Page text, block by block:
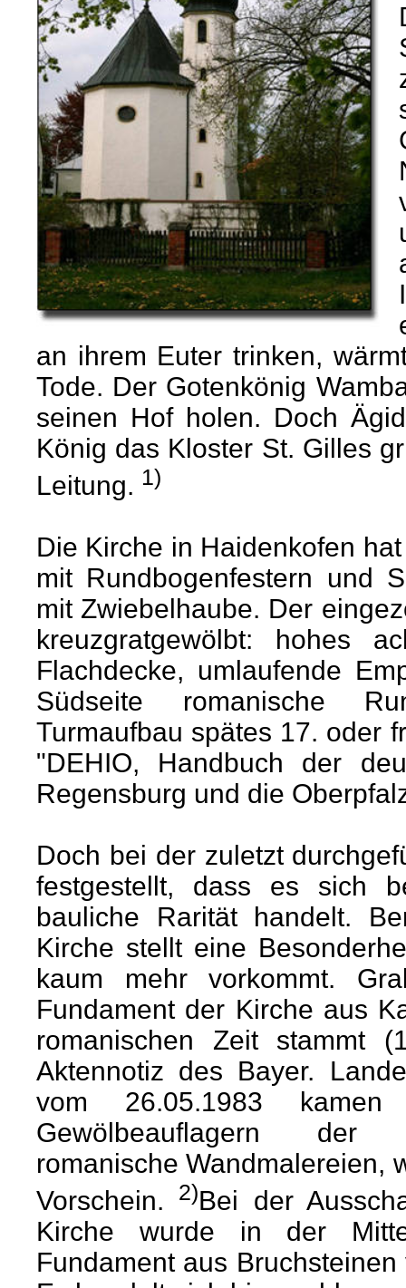
an ihrem Euter trinken,
Tode. Der Gotenkönig
seinen Hof holen. Doch
König das Kloster St. Gilles
Leitung. 1)
Die Kirche in Haidenkofen
mit Rundbogenfestern und
mit Zwiebelhaube. Der
kreuzgratgewölbt: hohes
Flachdecke, umlaufende
Südseite romanische
Turmaufbau spätes 17. oder
"DEHIO, Handbuch der
Regensburg und die
Doch bei der zuletzt
festgestellt, dass es sich
bauliche Rarität handelt.
Kirche stellt eine
kaum mehr vorkommt.
Fundament der Kirche aus
romanischen Zeit stammt
Aktennotiz des Bayer.
vom 26.05.1983
Gewölbeauflagern der
romanische Wandmalereien,
Vorschein.
2)Bei der
Kirche wurde in der
Fundament aus